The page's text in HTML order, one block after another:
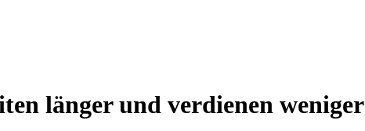
länger und verdienen weniger